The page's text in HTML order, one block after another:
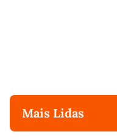
Mais Lidas